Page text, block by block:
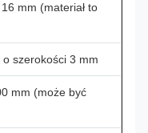
mm (materiał to
o szerokości 3 mm
mm (może być